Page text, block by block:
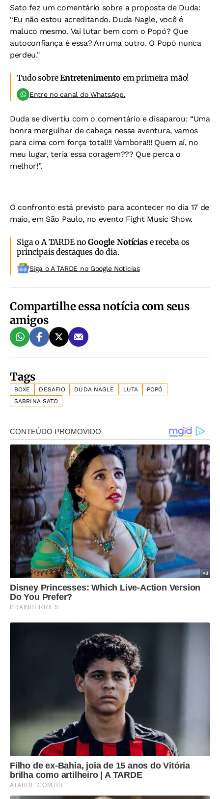
Sato fez um comentário sobre a proposta de Duda:
“Eu não estou acreditando. Duda Nagle, você é
maluco mesmo. Vai lutar bem com o Popó? Que
autoconfiança é essa? Arruma outro. O Popó nunca
perdeu."
Tudo sobreEntretenimento em primeira mão!
Entre no canal do WhatsApp.
Duda se divertiu com o comentário e disaparou: “Uma
honra mergulhar de cabeça nessa aventura, vamos
para cima com força total!!! Vambora!!! Quem aí, no
meu lugar, teria essa coragem??? Que perca o
melhor!”.
O confronto está previsto para acontecer no dia 17 de
maio, em São Paulo, no evento Fight Music Show.
Siga o A TARDE noGoogle Notíciase receba os
principais destaques do dia.
Siga o A TARDE no Google Noticias
Compartilhe essa notícia com seus
amigos
Tags
BOXE DESAFIO DUDA NAGLE LUTA
POPÓ
SABRINA SATO